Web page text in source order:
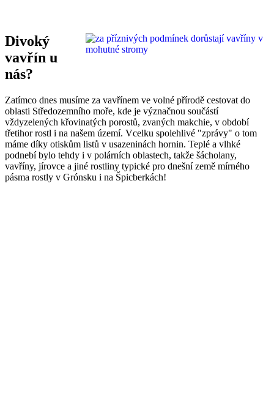
Divoký
vavřín u
nás?
Zatímco dnes musíme za vavřínem ve volné přírodě cestovat do
oblasti Středozemního moře, kde je význačnou součástí
vždyzelených křovinatých porostů, zvaných makchie, v období
třetihor rostl i na našem území. Vcelku spolehlivé "zprávy" o tom
máme díky otiskům listů v usazeninách hornin. Teplé a vlhké
podnebí bylo tehdy i v polárních oblastech, takže šácholany,
vavříny, jírovce a jiné rostliny typické pro dnešní země mírného
pásma rostly v Grónsku i na Špicberkách!